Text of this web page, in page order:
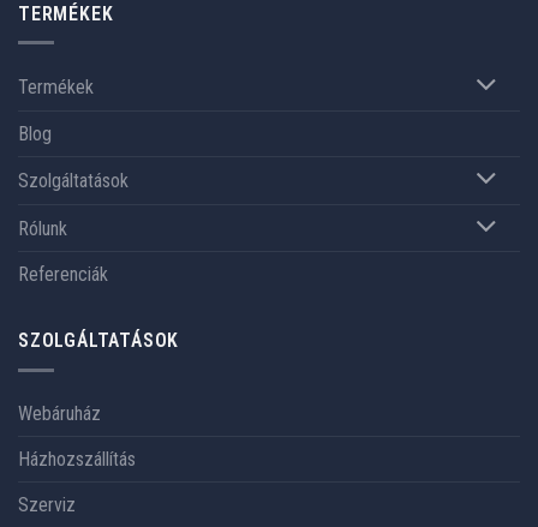
TERMÉKEK
Termékek
Blog
Szolgáltatások
Rólunk
Referenciák
SZOLGÁLTATÁSOK
Webáruház
Házhozszállítás
Szerviz